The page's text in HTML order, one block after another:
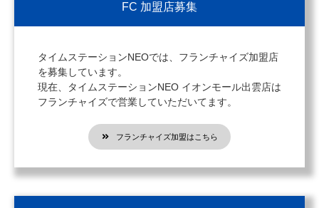
FC 加盟店募集
タイムステーションNEOでは、フランチャイズ加盟店
を募集しています。
現在、タイムステーションNEO イオンモール出雲店は
フランチャイズで営業していただいてます。
フランチャイズ加盟はこちら